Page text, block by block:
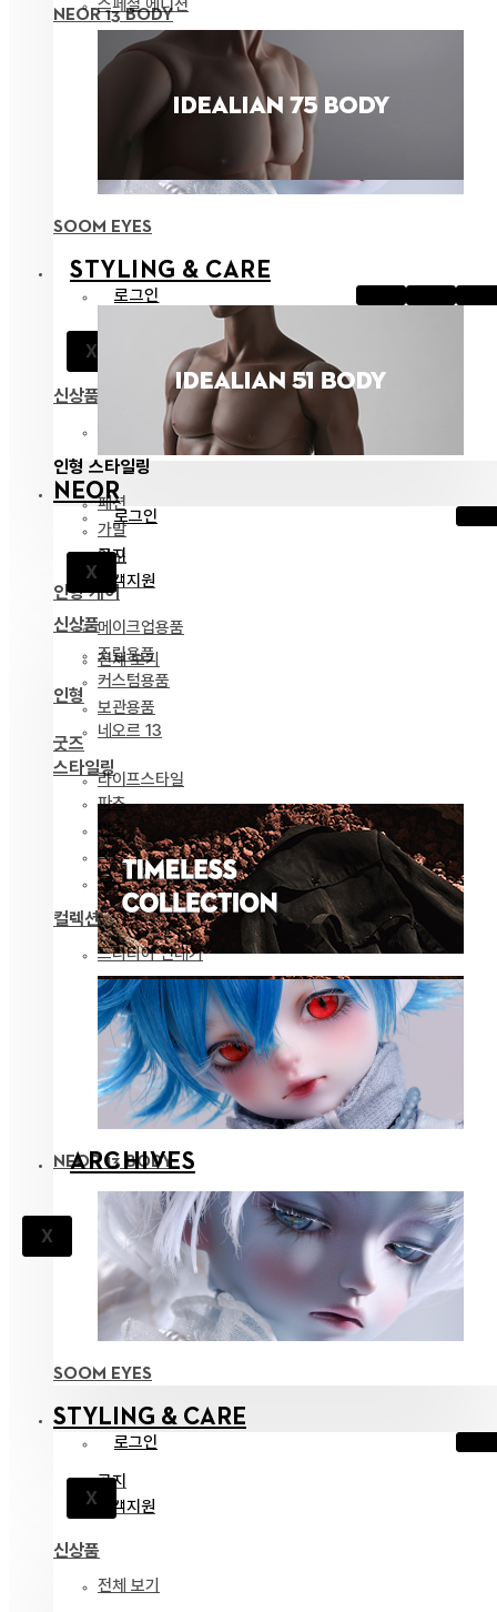
NEOR 13 BODY
SOOM EYES
STYLING & CARE
로그인
X
신상품
인형 스타일링
패션
가발
안구
인형 케어
메이크업용품
조립용품
커스텀용품
보관용품
굿즈
라이프스타일
ARCHIVES
X
스페셜 에디션
NEOR
로그인
X
공지
고객지원
신상품
전체 보기
인형
네오르 13
스타일링
파츠
안구
의상
도구
컬렉션
드리티아 연대기
NEOR 13 BODY
SOOM EYES
STYLING & CARE
로그인
X
공지
고객지원
신상품
전체 보기